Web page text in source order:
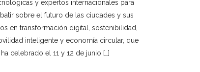
y expertos internacionales para
sobre el futuro de las ciudades y sus
en transformación digital, sostenibilidad,
inteligente y economía circular, que
celebrado el 11 y 12 de junio […]